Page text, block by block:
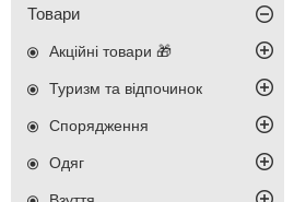
Товари
Акційні товари 🎁
Туризм та відпочинок
Спорядження
Одяг